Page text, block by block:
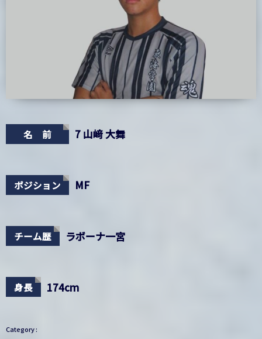
名 前 7 山﨑 大舞
ポジション MF
チーム歴 ラボーナ一宮
身長 174cm